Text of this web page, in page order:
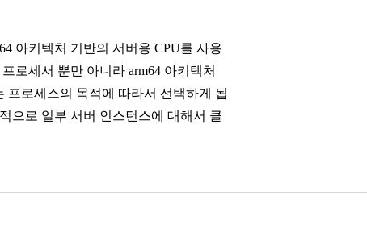
아키텍처 기반의 서버용 CPU를 사용
로세서 뿐만 아니라 arm64 아키텍처
로세스의 목적에 따라서 선택하게 됩
으로 일부 서버 인스턴스에 대해서 클